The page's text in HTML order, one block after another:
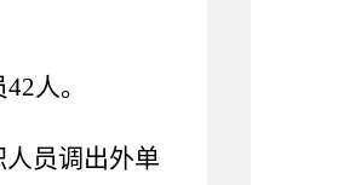
42人。
员调出外单